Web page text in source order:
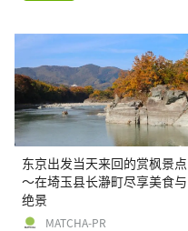
东京出发当天来回的赏枫景点
〜在埼玉县长瀞町尽享美食与
绝景
MATCHA-PR